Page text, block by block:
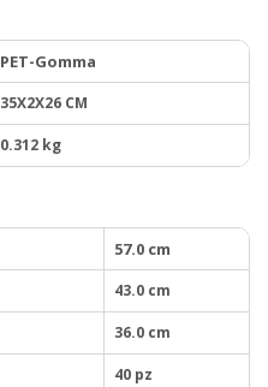
PET-Gomma
35X2X26 CM
0.312 kg
57.0 cm
43.0 cm
36.0 cm
40 pz